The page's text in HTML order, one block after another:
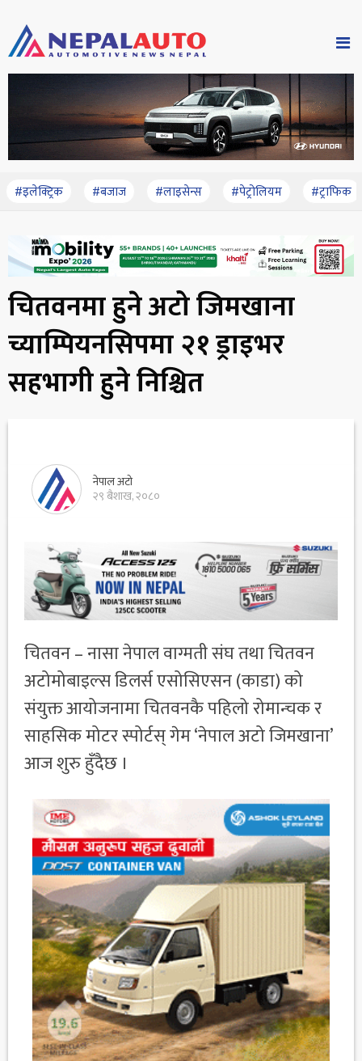
#इलेक्ट्रिक #बजाज #लाइसेन्स #पेट्रोलियम #ट्राफिक
चितवनमा हुने अटो जिमखाना
च्याम्पियनसिपमा २१ ड्राइभर
सहभागी हुने निश्चित
नेपाल अटो
२९ बैशाख, २०८०
चितवन – नासा नेपाल वाग्मती संघ तथा चितवन
अटोमोबाइल्स डिलर्स एसोसिएसन (काडा) को
संयुक्त आयोजनामा चितवनकै पहिलो रोमान्चक र
साहसिक मोटर स्पोर्टस् गेम ‘नेपाल अटो जिमखाना’
आज शुरु हुँदैछ ।